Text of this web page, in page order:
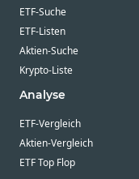
ETF-Suche
ETF-Listen
Aktien-Suche
Krypto-Liste
Analyse
ETF-Vergleich
Aktien-Vergleich
ETF Top Flop